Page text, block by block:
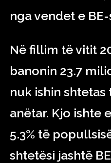
nga vendet e BE-
Në fillim të vitit
banonin 23.7
nuk ishin shtetas
anëtar. Kjo ishte
5.3% të
shtetësi jashtë